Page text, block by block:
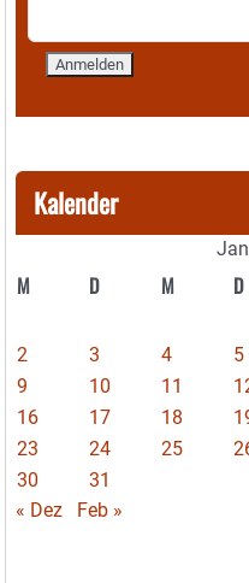
Kalender
M D M D
2
3 4 5
9
10 11
16
17 18
23
24 25
30
31
« Dez
Feb »